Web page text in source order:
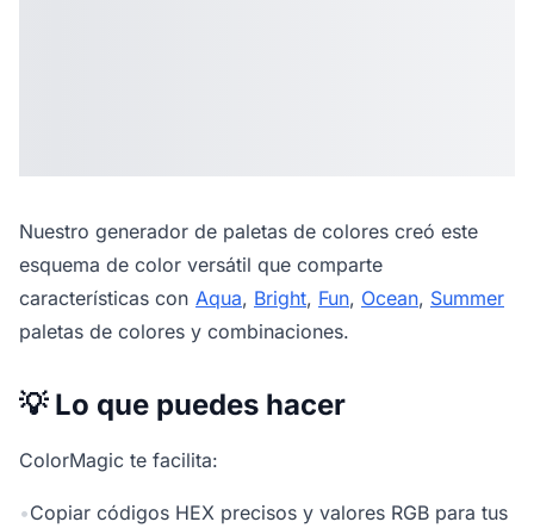
Nuestro generador de paletas de colores creó este
esquema de color versátil que comparte
características con Aqua, Bright, Fun, Ocean, Summer
paletas de colores y combinaciones.
💡 Lo que puedes hacer
ColorMagic te facilita:
•Copiar códigos HEX precisos y valores RGB para tus